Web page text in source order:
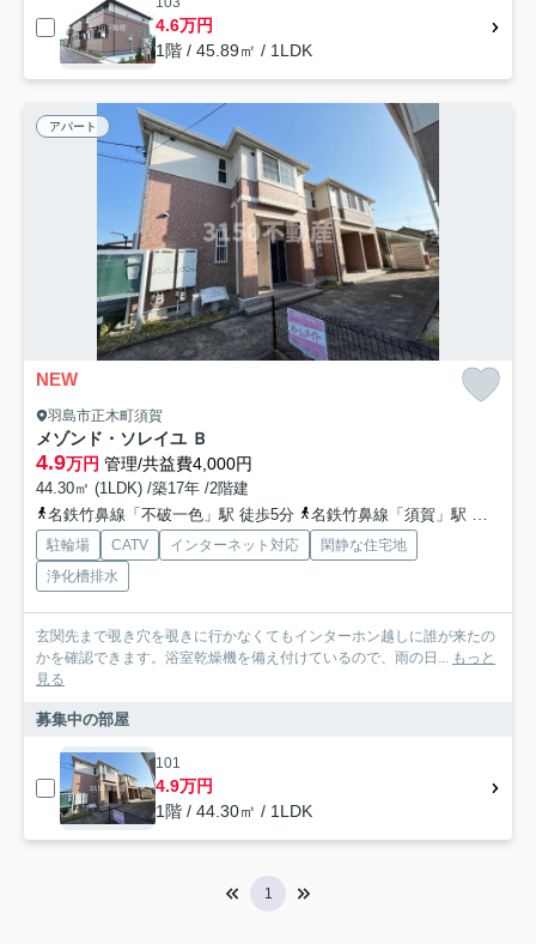
4.6万円
1階 / 45.89㎡ / 1LDK
アパート
NEW
羽島市正木町須賀
メゾンド・ソレイユ Ｂ
4.9万円 管理/共益費4,000円
44.30㎡ (1LDK) /築17年 /2階建
名鉄竹鼻線「不破一色」駅 徒歩5分
名鉄竹鼻線「須賀」駅 徒歩9分
駐輪場 CATV インターネット対応
閑静な住宅地
浄化槽排水
玄関先まで覗き穴を覗きに行かなくてもインターホン越しに誰が来たの
かを確認できます。浴室乾燥機を備え付けているので、雨の日... もっと
見る
募集中の部屋
101
4.9万円
1階 / 44.30㎡ / 1LDK
1